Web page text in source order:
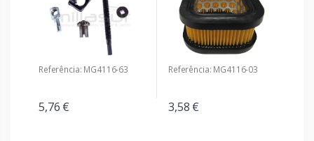
Referência: MG4116-63
5,76 €
Referência: MG4116-03
3,58 €